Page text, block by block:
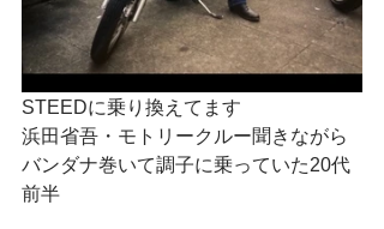
STEEDに乗り換えてます
浜田省吾・モトリークルー聞きながら
バンダナ巻いて調子に乗っていた20代
前半